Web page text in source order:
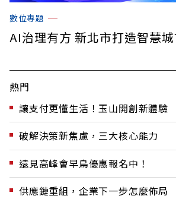
數位專題
AI治理有方 新北市打造智慧
熱門
讓支付更懂生活！玉山開創新體驗
破解決策新焦慮，三大核心能力
遠見高峰會早鳥優惠報名中！
供應鏈重組，企業下一步怎麼佈局